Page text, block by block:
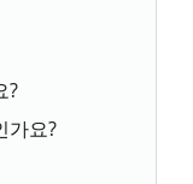
?
가요?